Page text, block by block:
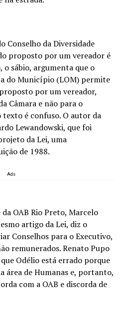
Conselho da Diversidade
proposto por um vereador é
o sábio, argumenta que o
do Município (LOM) permite
por um vereador,
Câmara e não para o
texto é confuso. O autor da
Lewandowski, que foi
da Lei, uma
de 1988.
Ads
OAB Rio Preto, Marcelo
artigo da Lei, diz o
Conselhos para o Executivo,
remunerados. Renato Pupo
Odélio está errado porque
área de Humanas e, portanto,
com a OAB e discorda de